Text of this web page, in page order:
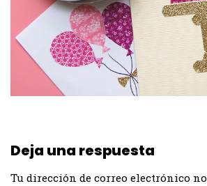
Deja una respuesta
Tu dirección de correo electrónico